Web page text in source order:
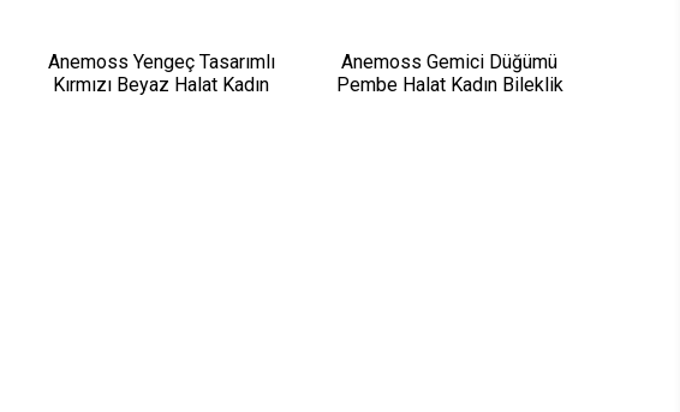
Anemoss Yengeç Tasarımlı
Kırmızı Beyaz Halat Kadın
Anemoss Gemici Düğümü
Pembe Halat Kadın Bileklik